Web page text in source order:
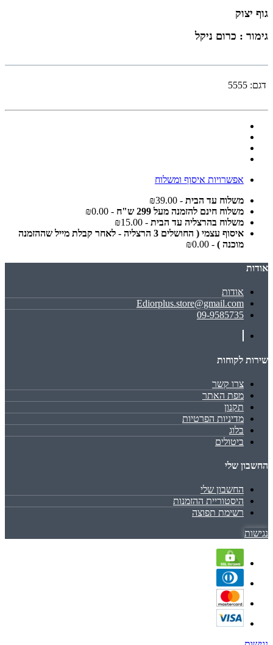
גוף יצוק
גימור : כרום ניקל
דגם: 5555
אפשרויות איסוף ומשלוח
משלוח עד הבית - ₪39.00
משלוח חינם להזמנה מעל 299 ש"ח
- ₪0.00
משלוח בהרצליה עד הבית - ₪15.00
איסוף עצמי ( החושלים 3 הרצליה - לאחר קבלת מייל שההזמנה
מוכנה ) - ₪0.00
אודות
אודות
Ediorplus.store@gmail.com
09-9585735
שירות לקוחות
צרו קשר
מפת האתר
תקנון
מדיניות הפרטיות
בלוג
ביטולים
החשבון שלי
החשבון שלי
היסטוריית ההזמנות
רשימת תפוצה
נגישות